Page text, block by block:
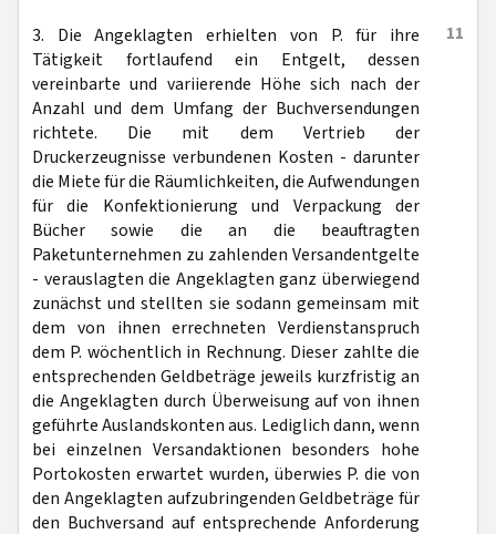
11
3. Die Angeklagten erhielten von P. für ihre
Tätigkeit fortlaufend ein Entgelt, dessen
vereinbarte und variierende Höhe sich nach der
Anzahl und dem Umfang der Buchversendungen
richtete. Die mit dem Vertrieb der
Druckerzeugnisse verbundenen Kosten - darunter
die Miete für die Räumlichkeiten, die Aufwendungen
für die Konfektionierung und Verpackung der
Bücher sowie die an die beauftragten
Paketunternehmen zu zahlenden Versandentgelte
- verauslagten die Angeklagten ganz überwiegend
zunächst und stellten sie sodann gemeinsam mit
dem von ihnen errechneten Verdienstanspruch
dem P. wöchentlich in Rechnung. Dieser zahlte die
entsprechenden Geldbeträge jeweils kurzfristig an
die Angeklagten durch Überweisung auf von ihnen
geführte Auslandskonten aus. Lediglich dann, wenn
bei einzelnen Versandaktionen besonders hohe
Portokosten erwartet wurden, überwies P. die von
den Angeklagten aufzubringenden Geldbeträge für
den Buchversand auf entsprechende Anforderung